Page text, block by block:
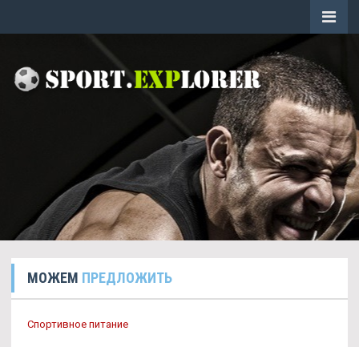
МОЖЕМ ПРЕДЛОЖИТЬ
Спортивное питание